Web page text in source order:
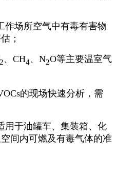
作场所空气中有毒有害物
；
2、CH4、N2O等主要温室气
的现场快速分析，需
用于油罐车、集装箱、化
间内可燃及有毒气体的准